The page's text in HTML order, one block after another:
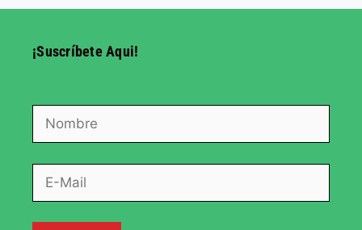
¡Suscríbete Aqui!